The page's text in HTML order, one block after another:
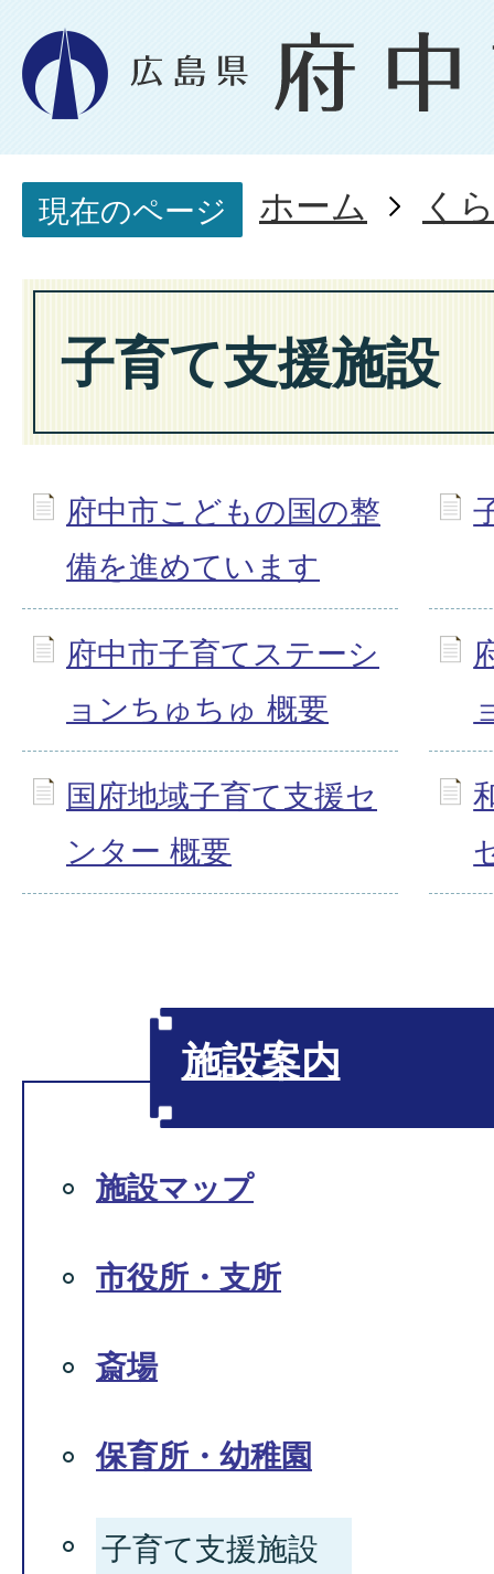
現在のページ ホーム く
子育て支援施設
府中市こどもの国の整
備を進めています
府中市子育てステーシ
ョンちゅちゅ 概要
国府地域子育て支援セ
ンター 概要
施設案内
施設マップ
市役所・支所
斎場
保育所・幼稚園
子育て支援施設